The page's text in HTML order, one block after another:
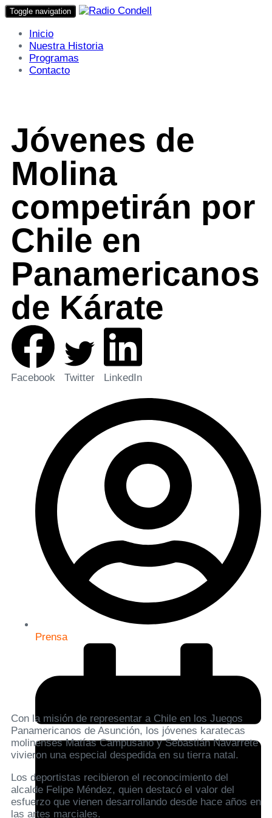
Toggle navigation
Inicio
Nuestra Historia
Programas
Contacto
Jóvenes de
Molina
competirán por
Chile en
Panamericanos
de Kárate
Facebook Twitter LinkedIn
Prensa
Con la misión de representar a Chile en los Juegos
Panamericanos de Asunción, los jóvenes karatecas
molinenses Matías Campusano y Sebastián Navarrete
vivieron una especial despedida en su tierra natal.
Los deportistas recibieron el reconocimiento del
alcalde Felipe Méndez, quien destacó el valor del
esfuerzo que vienen desarrollando desde hace años en
las artes marciales.